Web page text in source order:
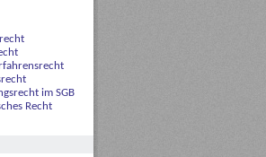
im SGB
Recht